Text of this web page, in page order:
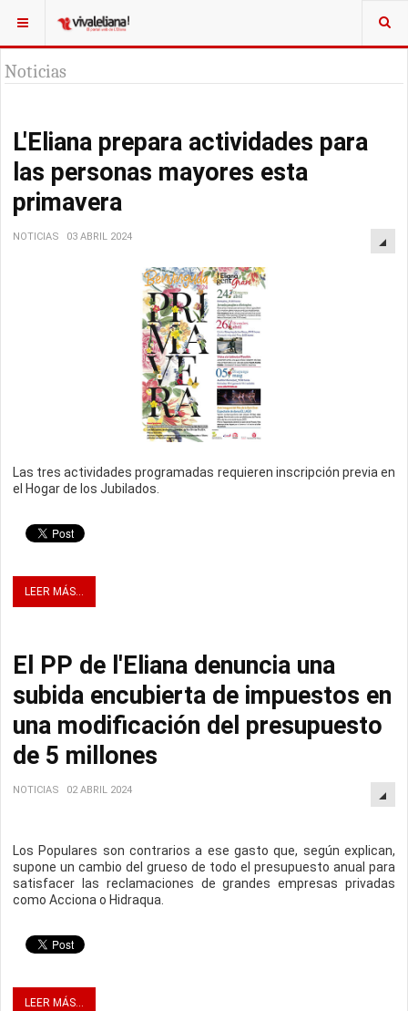
Noticias
L'Eliana prepara actividades para
las personas mayores esta
primavera
NOTICIAS 03 ABRIL 2024
Las tres actividades programadas requieren inscripción previa en
el Hogar de los Jubilados.
LEER MÁS...
El PP de l'Eliana denuncia una
subida encubierta de impuestos en
una modificación del presupuesto
de 5 millones
NOTICIAS 02 ABRIL 2024
Los Populares son contrarios a ese gasto que, según explican,
supone un cambio del grueso de todo el presupuesto anual para
satisfacer las reclamaciones de grandes empresas privadas
como Acciona o Hidraqua.
LEER MÁS...